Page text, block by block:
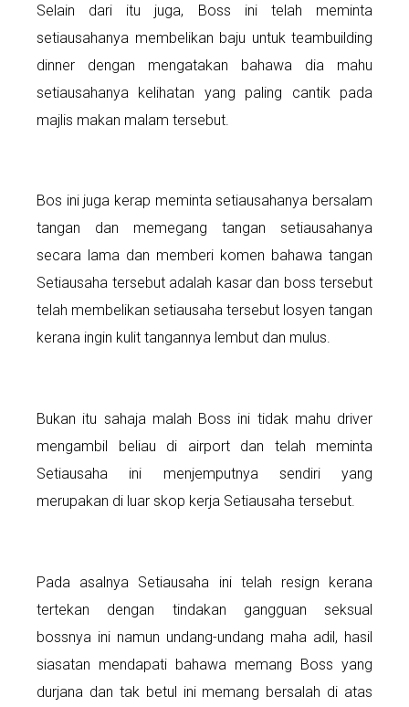
Selain dari itu juga, Boss ini telah meminta
setiausahanya membelikan baju untuk teambuilding
dinner dengan mengatakan bahawa dia mahu
setiausahanya kelihatan yang paling cantik pada
majlis makan malam tersebut.
Bos ini juga kerap meminta setiausahanya bersalam
tangan dan memegang tangan setiausahanya
secara lama dan memberi komen bahawa tangan
Setiausaha tersebut adalah kasar dan boss tersebut
telah membelikan setiausaha tersebut losyen tangan
kerana ingin kulit tangannya lembut dan mulus.
Bukan itu sahaja malah Boss ini tidak mahu driver
mengambil beliau di airport dan telah meminta
Setiausaha ini menjemputnya sendiri yang
merupakan di luar skop kerja Setiausaha tersebut.
Pada asalnya Setiausaha ini telah resign kerana
tertekan dengan tindakan gangguan seksual
bossnya ini namun undang-undang maha adil, hasil
siasatan mendapati bahawa memang Boss yang
durjana dan tak betul ini memang bersalah di atas